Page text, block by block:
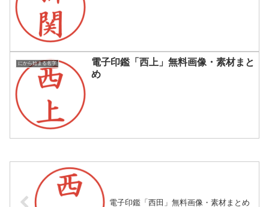
にから始まる名字
電子印鑑「西上」無料画像・素材まと
め
電子印鑑「西田」無料画像・素材まとめ